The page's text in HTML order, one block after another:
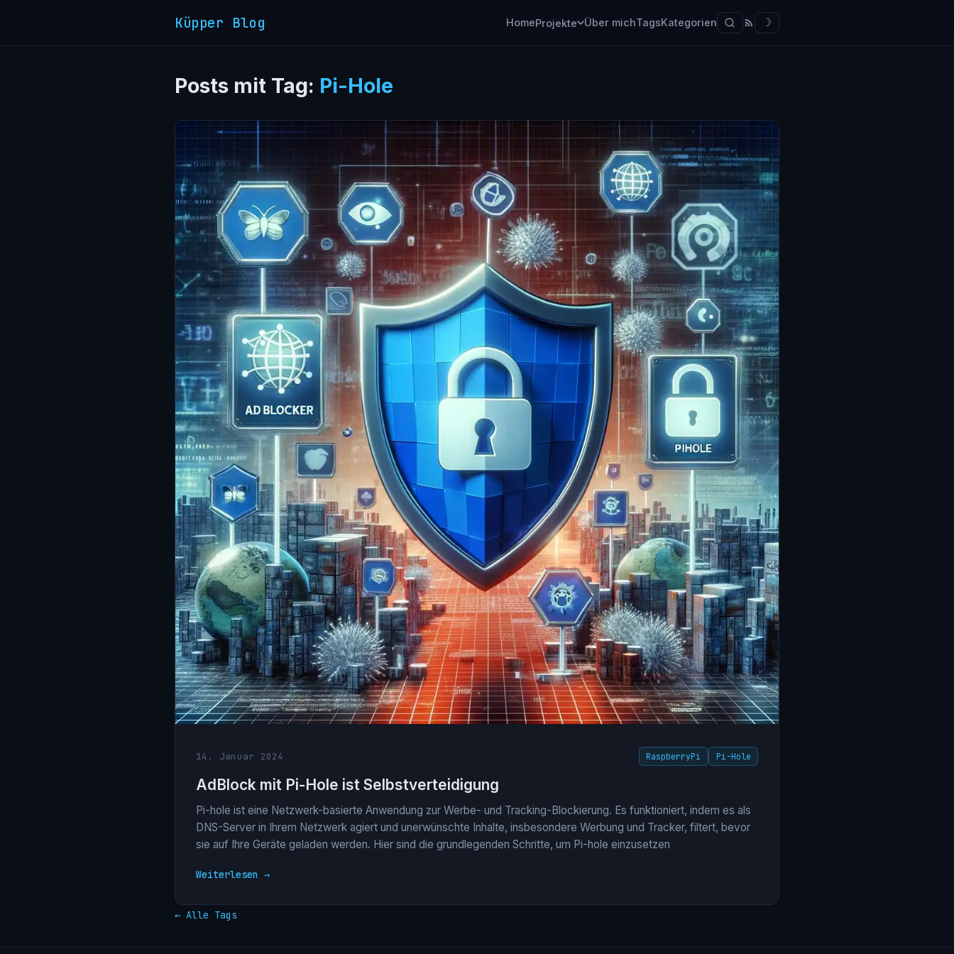
Küpper Blog HomeProjekte Über michTagsKategorien ☽
Posts mit Tag: Pi-Hole
14. Januar 2024 RaspberryPi Pi-Hole
AdBlock mit Pi-Hole ist Selbstverteidigung
Pi-hole ist eine Netzwerk-basierte Anwendung zur Werbe- und Tracking-Blockierung. Es funktioniert, indem es als
DNS-Server in Ihrem Netzwerk agiert und unerwünschte Inhalte, insbesondere Werbung und Tracker, filtert, bevor
sie auf Ihre Geräte geladen werden. Hier sind die grundlegenden Schritte, um Pi-hole einzusetzen
Weiterlesen →
← Alle Tags